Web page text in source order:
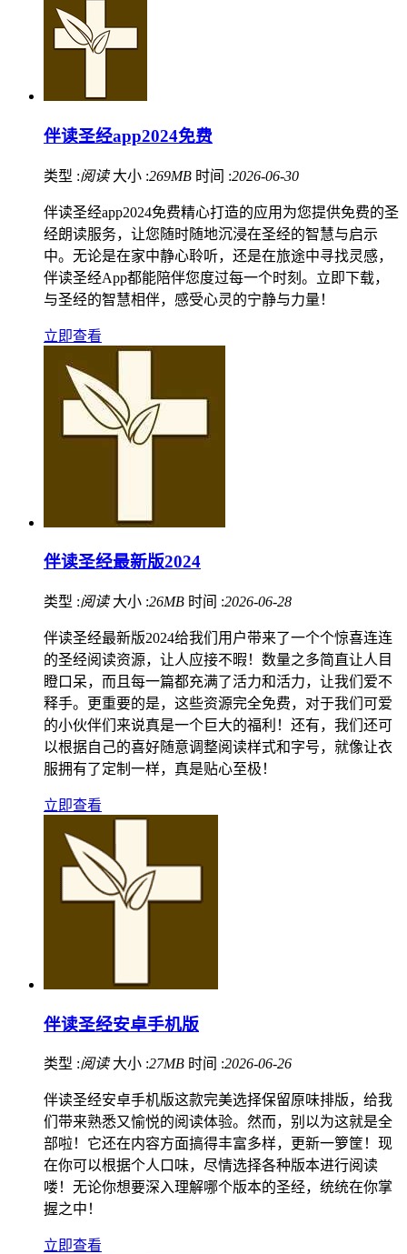
伴读圣经app2024免费
类型 :阅读 大小 :269MB 时间 :2026-06-30
伴读圣经app2024免费精心打造的应用为您提供免费的圣
经朗读服务，让您随时随地沉浸在圣经的智慧与启示
中。无论是在家中静心聆听，还是在旅途中寻找灵感，
伴读圣经App都能陪伴您度过每一个时刻。立即下载，
与圣经的智慧相伴，感受心灵的宁静与力量！
立即查看
伴读圣经最新版2024
类型 :阅读 大小 :26MB 时间 :2026-06-28
伴读圣经最新版2024给我们用户带来了一个个惊喜连连
的圣经阅读资源，让人应接不暇！数量之多简直让人目
瞪口呆，而且每一篇都充满了活力和活力，让我们爱不
释手。更重要的是，这些资源完全免费，对于我们可爱
的小伙伴们来说真是一个巨大的福利！还有，我们还可
以根据自己的喜好随意调整阅读样式和字号，就像让衣
服拥有了定制一样，真是贴心至极！
立即查看
伴读圣经安卓手机版
类型 :阅读 大小 :27MB 时间 :2026-06-26
伴读圣经安卓手机版这款完美选择保留原味排版，给我
们带来熟悉又愉悦的阅读体验。然而，别以为这就是全
部啦！它还在内容方面搞得丰富多样，更新一箩筐！现
在你可以根据个人口味，尽情选择各种版本进行阅读
喽！无论你想要深入理解哪个版本的圣经，统统在你掌
握之中！
立即查看